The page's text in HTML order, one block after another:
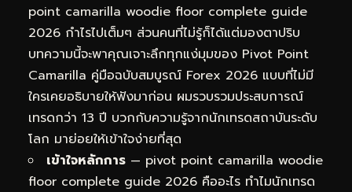
point camarilla woodie floor complete guide
2026 กำไรไปเต็มๆ ส่วนคนที่ไม่รู้ก็ได้แต่มองตาปริบ
บทความนี้จะพาคุณเจาะลึกทุกแง่มุมของ Pivot Point
Camarilla คู่มือฉบับสมบูรณ์ Forex 2026 แบบที่ไม่มี
ใครเคยอธิบายให้ฟังมาก่อน ผมรวบรวมประสบการณ์
เทรดกว่า 13 ปี บวกกับความรู้จากนักเทรดสถาบันระดับ
โลก มาย่อยให้เข้าใจง่ายที่สุด
เข้าใจหลักการ — pivot point camarilla woodie
floor complete guide 2026 คืออะไร ทำไมนักเทรด